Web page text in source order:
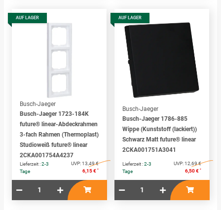
AUF LAGER
Busch-Jaeger
Busch-Jaeger 1723-184K
future® linear-Abdeckrahmen
3-fach Rahmen (Thermoplast)
Studioweiß future® linear
2CKA001754A4237
Lieferzeit :2-3
Tage
UVP:13,49 €
6,15 € *
AUF LAGER
Busch-Jaeger
Busch-Jaeger 1786-885
Wippe (Kunststoff (lackiert))
Schwarz Matt future® linear
2CKA001751A3041
Lieferzeit :2-3
Tage
UVP:12,69 €
6,50 € *